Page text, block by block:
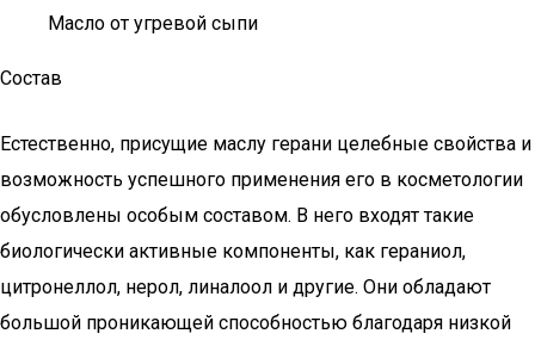
Масло от угревой сыпи
Состав
Естественно, присущие маслу герани целебные свойства и
возможность успешного применения его в косметологии
обусловлены особым составом. В него входят такие
биологически активные компоненты, как гераниол,
цитронеллол, нерол, линалоол и другие. Они обладают
большой проникающей способностью благодаря низкой